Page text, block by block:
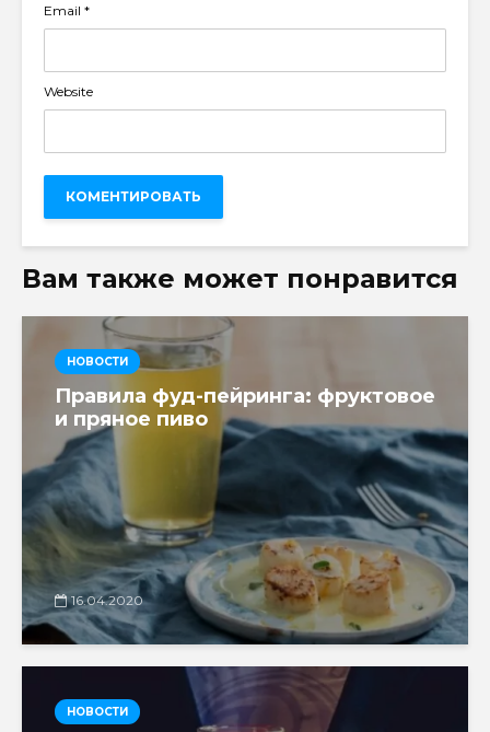
Email *
Website
Вам также может понравится
НОВОСТИ
Правила фуд-пейринга: фруктовое
и пряное пиво
16.04.2020
НОВОСТИ